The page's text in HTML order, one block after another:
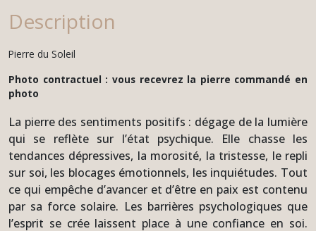
Description
Pierre du Soleil
Photo contractuel : vous recevrez la pierre commandé en
photo
La pierre des sentiments positifs : dégage de la lumière
qui se reflète sur l’état psychique. Elle chasse les
tendances dépressives, la morosité, la tristesse, le repli
sur soi, les blocages émotionnels, les inquiétudes. Tout
ce qui empêche d’avancer et d’être en paix est contenu
par sa force solaire. Les barrières psychologiques que
l’esprit se crée laissent place à une confiance en soi.